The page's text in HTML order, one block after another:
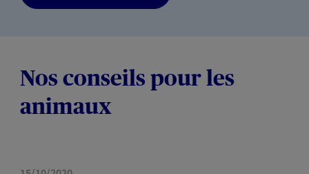
Nos conseils pour les
animaux
HABITATION